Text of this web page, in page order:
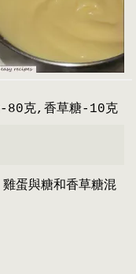
克,香草糖-10克
蛋與糖和香草糖混